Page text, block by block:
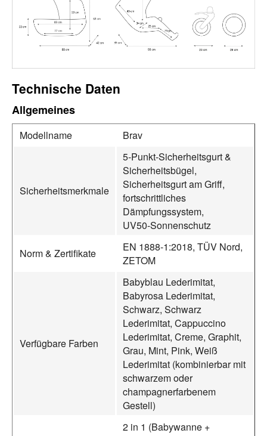
Technische Daten
Allgemeines
Modellname Brav
Sicherheitsmerkmale
5‑Punkt‑Sicherheitsgurt &
Sicherheitsbügel,
Sicherheitsgurt am Griff,
fortschrittliches
Dämpfungssystem,
UV50‑Sonnenschutz
Norm & Zertifikate
EN 1888‑1:2018, TÜV Nord,
ZETOM
Verfügbare Farben
Babyblau Lederimitat,
Babyrosa Lederimitat,
Schwarz, Schwarz
Lederimitat, Cappuccino
Lederimitat, Creme, Graphit,
Grau, Mint, Pink, Weiß
Lederimitat (kombinierbar mit
schwarzem oder
champagnerfarbenem
Gestell)
2 in 1 (Babywanne +